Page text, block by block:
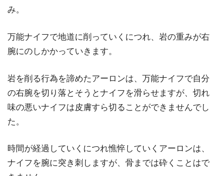
み。
万能ナイフで地道に削っていくにつれ、岩の重みが右
腕にのしかかっていきます。
岩を削る行為を諦めたアーロンは、万能ナイフで自分
の右腕を切り落とそうとナイフを滑らせますが、切れ
味の悪いナイフは皮膚すら切ることができませんでし
た。
時間が経過していくにつれ憔悴していくアーロンは、
ナイフを腕に突き刺しますが、骨までは砕くことはで